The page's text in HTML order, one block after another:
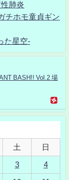
肺炎
チホモ童貞ギン
た星空-
BASH!! Vol.2 場
土 日
3 4